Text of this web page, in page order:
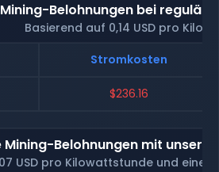
Belohnungen bei
Basierend auf 0,14 USD pro
Stromkosten
$236.16
Mining-Belohnungen mit
USD pro Kilowattstunde und